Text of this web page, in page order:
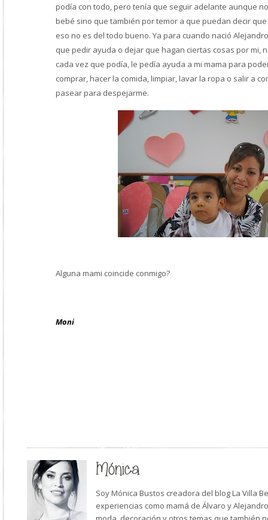
podía con todo, pero tenía que seguir adelante aunque
bebé sino que también por temor a que puedan decir
eso no es del todo bueno. Ya para cuando nació
que pedir ayuda o dejar que hagan ciertas cosas por mi,
cada vez que podía, le pedía ayuda a mi mama para
comprar, hacer la comida, limpiar, lavar la ropa o salir a
pasear para despejarme.
Alguna mami coincide conmigo?
Moni
Mónica
Soy Mónica Bustos creadora del blog La Villa
experiencias como mamá de Álvaro y